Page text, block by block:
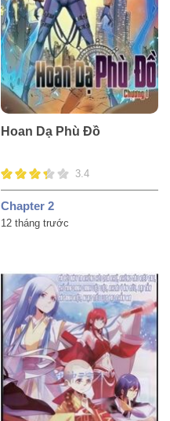
Hoan Dạ Phù Đồ
3.4
Chapter 2
12 tháng trước